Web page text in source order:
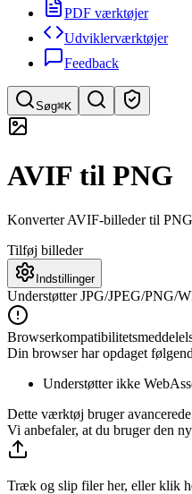
PDF værktøjer
Udviklerværktøjer
Feedback
Søg⌘K
Hurtig søgning efter værktøjer
AVIF til PNG
Konverter AVIF-billeder til
Tilføj billeder
Indstillinger
Understøtter JPG/JPEG/PNG/
Din browser har opdaget
Understøtter ikke
Dette værktøj bruger
Vi anbefaler, at du bruger den
Træk og slip filer her, eller klik